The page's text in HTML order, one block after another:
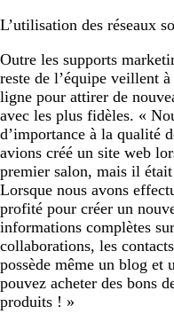
L’utilisation des réseaux
Outre les supports
reste de l’équipe veillent
ligne pour attirer de
avec les plus fidèles. «
d’importance à la qualité
avions créé un site web
premier salon, mais il
Lorsque nous avons
profité pour créer un
informations complètes
collaborations, les
possède même un blog et
pouvez acheter des bons
produits ! »